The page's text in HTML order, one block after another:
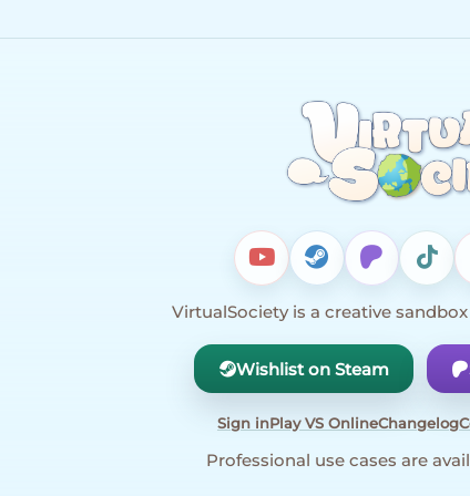
VirtualSociety is a creative
Wishlist on Steam
Sign inPlay VS OnlineChangelog
Professional use cases are